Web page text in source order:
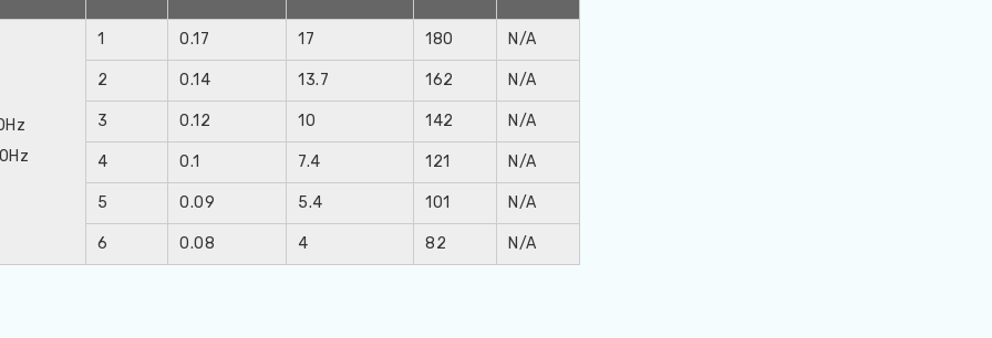
1 0.17 17 180 N/A
2 0.14 13.7 162 N/A
3 0.12 10 142 N/A
4 0.1 7.4 121 N/A
5 0.09 5.4 101 N/A
6 0.08 4 82 N/A